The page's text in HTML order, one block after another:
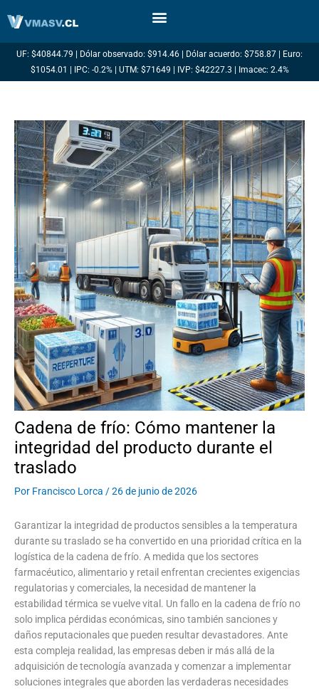
UF: $40844.79 | Dólar observado: $914.46 | Dólar acuerdo: $758.87 | Euro:
$1054.01 | IPC: -0.2% | UTM: $71649 | IVP: $42227.3 | Imacec: 2.4%
Cadena de frío: Cómo mantener la
integridad del producto durante el
traslado
Por Francisco Lorca /26 de junio de 2026
Garantizar la integridad de productos sensibles a la temperatura
durante su traslado se ha convertido en una prioridad crítica en la
logística de la cadena de frío. A medida que los sectores
farmacéutico, alimentario y retail enfrentan crecientes exigencias
regulatorias y comerciales, la necesidad de mantener la
estabilidad térmica se vuelve vital. Un fallo en la cadena de frío no
solo implica pérdidas económicas, sino también sanciones y
daños reputacionales que pueden resultar devastadores. Ante
esta compleja realidad, las empresas deben ir más allá de la
adquisición de tecnología avanzada y comenzar a implementar
soluciones integrales que aborden las verdaderas necesidades